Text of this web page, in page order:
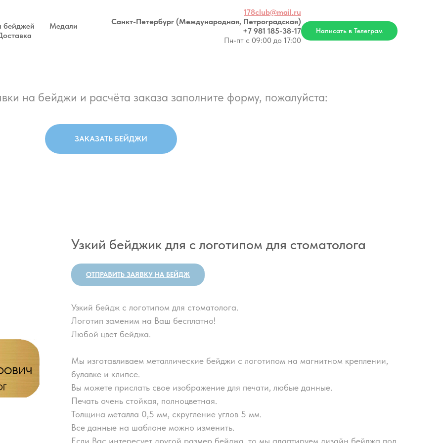
Медали
178club@mail.ru
Санкт-Петербург (Международная, Петроградская)
+7 981 185-38-17
Пн-пт с 09:00 до 17:00
Написать в Телеграм
на бейджи и расчёта заказа заполните форму, пожалуйста:
ЗАКАЗАТЬ БЕЙДЖИ
Узкий бейджик для с логотипом для стоматолога
ОТПРАВИТЬ ЗАЯВКУ НА БЕЙДЖ
Узкий бейдж с логотипом для стоматолога.
Логотип заменим на Ваш бесплатно!
Любой цвет бейджа.
Мы изготавливаем металлические бейджи с логотипом на магнитном креплении,
булавке и клипсе.
Вы можете прислать свое изображение для печати, любые данные.
Печать очень стойкая, полноцветная.
Толщина металла 0,5 мм, скругление углов 5 мм.
Все данные на шаблоне можно изменить.
Если Вас интересует другой размер бейджа, то мы адаптируем дизайн бейджа под